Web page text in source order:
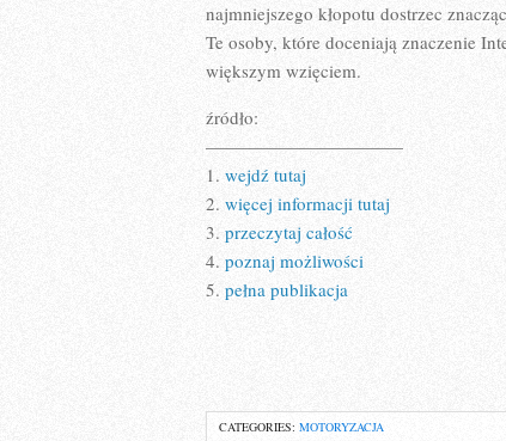
najmniejszego kłopotu dostrzec
Te osoby, które doceniają znaczenie
większym wzięciem.
źródło:
———————————
1. wejdź tutaj
2. więcej informacji tutaj
3. przeczytaj całość
4. poznaj możliwości
5. pełna publikacja
CATEGORIES: MOTORYZACJA